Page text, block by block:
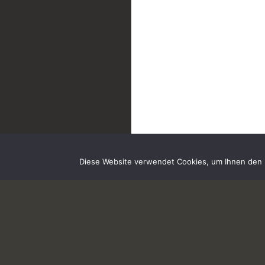
Diese Website verwendet Cookies, um Ihnen